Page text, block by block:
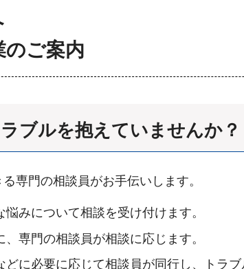
のご案内
ブルを抱えていませんか？
専門の相談員がお手伝いします。
みについて相談を受け付けます。
専門の相談員が相談に応じます。
に必要に応じて相談員が同行し、トラブ